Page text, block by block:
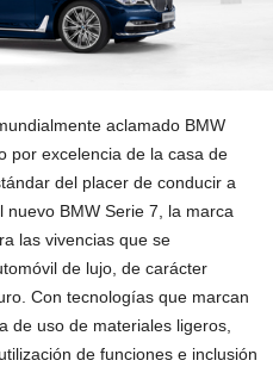
aclamado BMW
por excelencia de la casa de
del placer de conducir a
BMW Serie 7, la marca
las vivencias que se
de lujo, de carácter
Con tecnologías que marcan
de uso de materiales ligeros,
de funciones e inclusión